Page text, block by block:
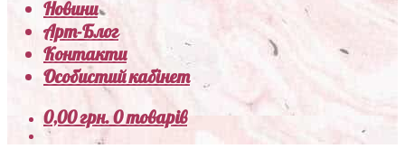
Новини
Арт-Блог
Контакти
Особистий кабінет
0,00грн.0 товарів